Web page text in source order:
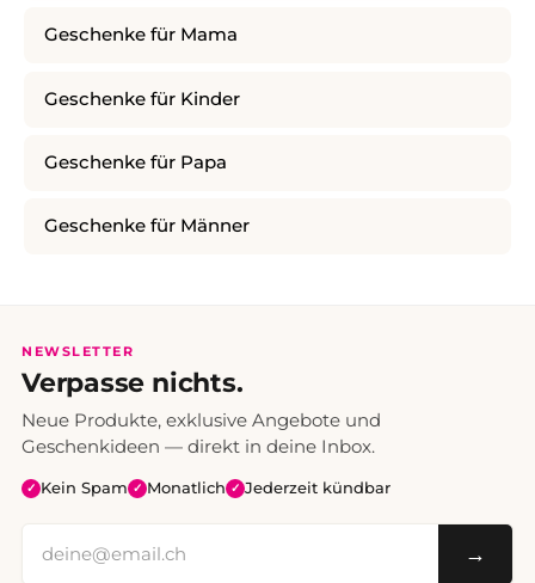
Geschenke für Mama
Geschenke für Kinder
Geschenke für Papa
Geschenke für Männer
NEWSLETTER
Verpasse nichts.
Neue Produkte, exklusive Angebote und
Geschenkideen — direkt in deine Inbox.
✓ Kein Spam ✓ Monatlich ✓ Jederzeit kündbar
→